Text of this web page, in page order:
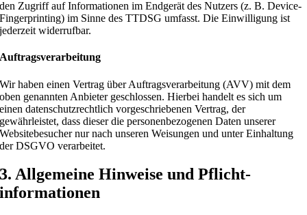
den Zugriff auf Informationen im Endgerät des Nutzers (z. B. Device-
Fingerprinting) im Sinne des TTDSG umfasst. Die Einwilligung ist
jederzeit widerrufbar.
Auftragsverarbeitung
Wir haben einen Vertrag über Auftragsverarbeitung (AVV) mit dem
oben genannten Anbieter geschlossen. Hierbei handelt es sich um
einen datenschutzrechtlich vorgeschriebenen Vertrag, der
gewährleistet, dass dieser die personenbezogenen Daten unserer
Websitebesucher nur nach unseren Weisungen und unter Einhaltung
der DSGVO verarbeitet.
3. Allgemeine Hinweise und Pflicht­
informationen